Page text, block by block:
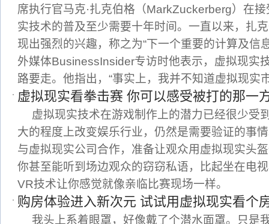
席执行官马克·扎克伯格（MarkZuckerberg）在
实技术的普及至少需要十年时间。一直以来，扎
现出强烈的兴趣，称之为“下一个重要的计算及信
外媒体BusinessInsider专访时他表示，虚拟现实
路要走。他指出，“事实上，我并不知道虚拟现实
虚拟现实看拳击赛 你可以感受被打的那一
虚拟现实技术在游戏制作上的潜力已经很少受
大的程度上改变娱乐行业，仍然是需要验证的事
与虚拟现实公司合作，准备让观众用虚拟现实头
你甚至能听到场边观众的窃窃私语，比起坐在电
VR技术让你感觉就像亲临比赛现场一样。
购房体验进入新次元 试试用虚拟现实看个
我头上系着眼罩，好像戴了个潜水面罩。只是